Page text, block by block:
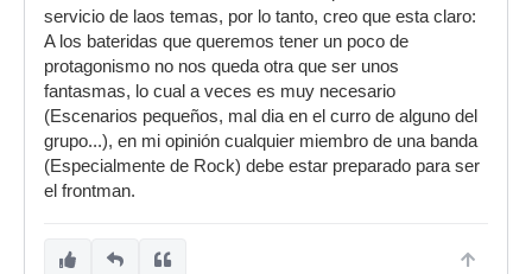
servicio de laos temas, por lo tanto, creo que esta claro:
A los bateridas que queremos tener un poco de
protagonismo no nos queda otra que ser unos
fantasmas, lo cual a veces es muy necesario
(Escenarios pequeños, mal dia en el curro de alguno del
grupo...), en mi opinión cualquier miembro de una banda
(Especialmente de Rock) debe estar preparado para ser
el frontman.